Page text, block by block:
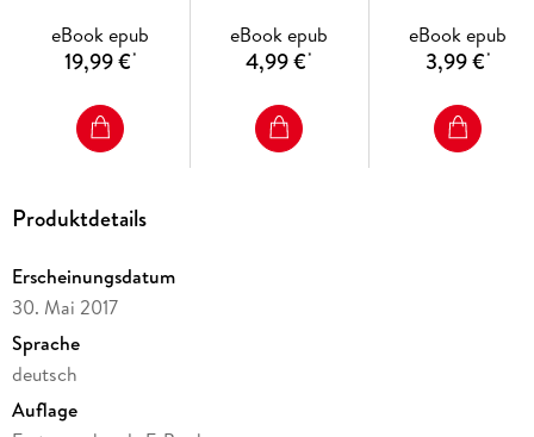
eBook epub
19,99 €*
eBook epub
4,99 €*
eBook epub
3,99 €*
Produktdetails
Erscheinungsdatum
30. Mai 2017
Sprache
deutsch
Auflage